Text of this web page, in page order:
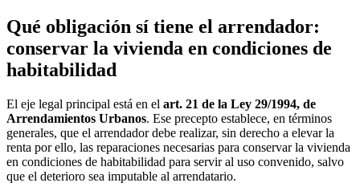
Qué obligación sí tiene el arrendador:
conservar la vivienda en condiciones de
habitabilidad
El eje legal principal está en el art. 21 de la Ley 29/1994, de
Arrendamientos Urbanos. Ese precepto establece, en términos
generales, que el arrendador debe realizar, sin derecho a elevar la
renta por ello, las reparaciones necesarias para conservar la vivienda
en condiciones de habitabilidad para servir al uso convenido, salvo
que el deterioro sea imputable al arrendatario.